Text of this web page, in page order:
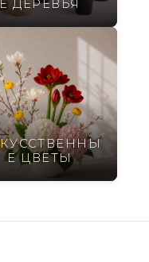
Е ДЕРЕВЬЯ
Е ЦВЕТЫ